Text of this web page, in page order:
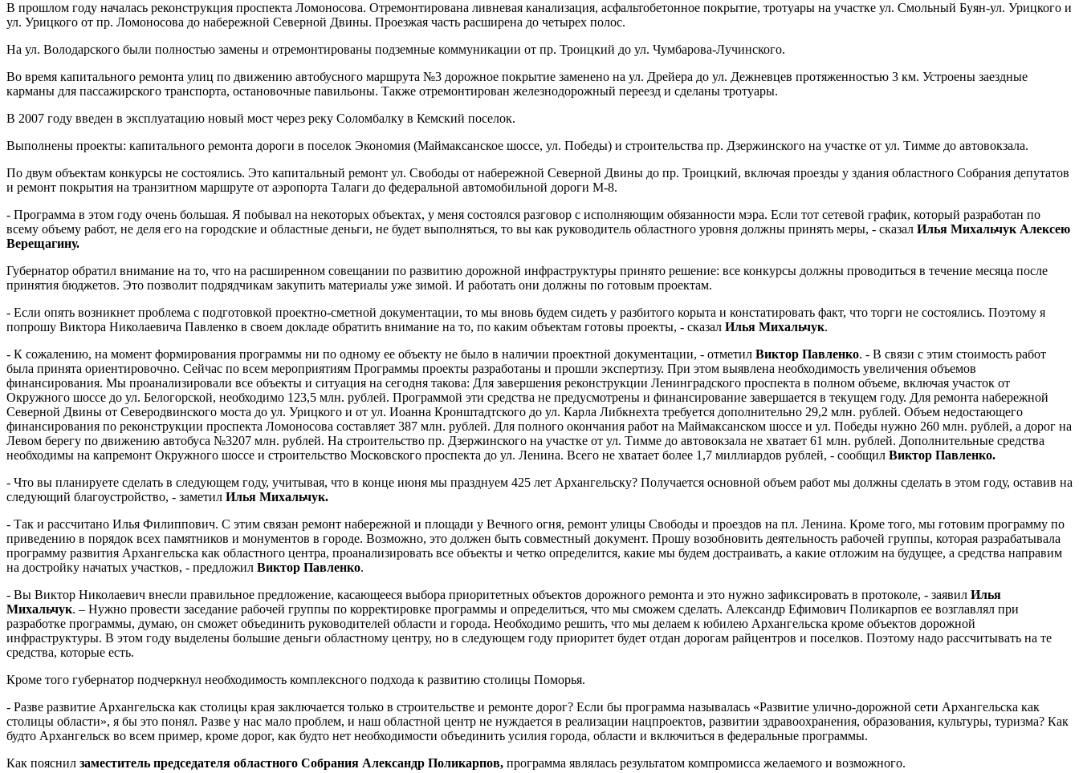
В прошлом году началась реконструкция проспекта Ломоносова. Отремонтирована ливневая канализация, асфальтобетонное покрытие, тротуары на участке ул. Смольный Буян-ул. Урицкого и
ул. Урицкого от пр. Ломоносова до набережной Северной Двины. Проезжая часть расширена до четырех полос.
На ул. Володарского были полностью замены и отремонтированы подземные коммуникации от пр. Троицкий до ул. Чумбарова-Лучинского.
Во время капитального ремонта улиц по движению автобусного маршрута №3 дорожное покрытие заменено на ул. Дрейера до ул. Дежневцев протяженностью 3 км. Устроены заездные
карманы для пассажирского транспорта, остановочные павильоны. Также отремонтирован железнодорожный переезд и сделаны тротуары.
В 2007 году введен в эксплуатацию новый мост через реку Соломбалку в Кемский поселок.
Выполнены проекты: капитального ремонта дороги в поселок Экономия (Маймаксанское шоссе, ул. Победы) и строительства пр. Дзержинского на участке от ул. Тимме до автовокзала.
По двум объектам конкурсы не состоялись. Это капитальный ремонт ул. Свободы от набережной Северной Двины до пр. Троицкий, включая проезды у здания областного Собрания депутатов
и ремонт покрытия на транзитном маршруте от аэропорта Талаги до федеральной автомобильной дороги М-8.
- Программа в этом году очень большая. Я побывал на некоторых объектах, у меня состоялся разговор с исполняющим обязанности мэра. Если тот сетевой график, который разработан по
всему объему работ, не деля его на городские и областные деньги, не будет выполняться, то вы как руководитель областного уровня должны принять меры, - сказал Илья Михальчук Алексею
Верещагину.
Губернатор обратил внимание на то, что на расширенном совещании по развитию дорожной инфраструктуры принято решение: все конкурсы должны проводиться в течение месяца после
принятия бюджетов. Это позволит подрядчикам закупить материалы уже зимой. И работать они должны по готовым проектам.
- Если опять возникнет проблема с подготовкой проектно-сметной документации, то мы вновь будем сидеть у разбитого корыта и констатировать факт, что торги не состоялись. Поэтому я
попрошу Виктора Николаевича Павленко в своем докладе обратить внимание на то, по каким объектам готовы проекты, - сказал Илья Михальчук.
- К сожалению, на момент формирования программы ни по одному ее объекту не было в наличии проектной документации, - отметил Виктор Павленко. - В связи с этим стоимость работ
была принята ориентировочно. Сейчас по всем мероприятиям Программы проекты разработаны и прошли экспертизу. При этом выявлена необходимость увеличения объемов
финансирования. Мы проанализировали все объекты и ситуация на сегодня такова: Для завершения реконструкции Ленинградского проспекта в полном объеме, включая участок от
Окружного шоссе до ул. Белогорской, необходимо 123,5 млн. рублей. Программой эти средства не предусмотрены и финансирование завершается в текущем году. Для ремонта набережной
Северной Двины от Северодвинского моста до ул. Урицкого и от ул. Иоанна Кронштадтского до ул. Карла Либкнехта требуется дополнительно 29,2 млн. рублей. Объем недостающего
финансирования по реконструкции проспекта Ломоносова составляет 387 млн. рублей. Для полного окончания работ на Маймаксанском шоссе и ул. Победы нужно 260 млн. рублей, а дорог на
Левом берегу по движению автобуса №3207 млн. рублей. На строительство пр. Дзержинского на участке от ул. Тимме до автовокзала не хватает 61 млн. рублей. Дополнительные средства
необходимы на капремонт Окружного шоссе и строительство Московского проспекта до ул. Ленина. Всего не хватает более 1,7 миллиардов рублей, - сообщил Виктор Павленко.
- Что вы планируете сделать в следующем году, учитывая, что в конце июня мы празднуем 425 лет Архангельску? Получается основной объем работ мы должны сделать в этом году, оставив на
следующий благоустройство, - заметил Илья Михальчук.
- Так и рассчитано Илья Филиппович. С этим связан ремонт набережной и площади у Вечного огня, ремонт улицы Свободы и проездов на пл. Ленина. Кроме того, мы готовим программу по
приведению в порядок всех памятников и монументов в городе. Возможно, это должен быть совместный документ. Прошу возобновить деятельность рабочей группы, которая разрабатывала
программу развития Архангельска как областного центра, проанализировать все объекты и четко определится, какие мы будем достраивать, а какие отложим на будущее, а средства направим
на достройку начатых участков, - предложил Виктор Павленко.
- Вы Виктор Николаевич внесли правильное предложение, касающееся выбора приоритетных объектов дорожного ремонта и это нужно зафиксировать в протоколе, - заявил Илья
Михальчук. – Нужно провести заседание рабочей группы по корректировке программы и определиться, что мы сможем сделать. Александр Ефимович Поликарпов ее возглавлял при
разработке программы, думаю, он сможет объединить руководителей области и города. Необходимо решить, что мы делаем к юбилею Архангельска кроме объектов дорожной
инфраструктуры. В этом году выделены большие деньги областному центру, но в следующем году приоритет будет отдан дорогам райцентров и поселков. Поэтому надо рассчитывать на те
средства, которые есть.
Кроме того губернатор подчеркнул необходимость комплексного подхода к развитию столицы Поморья.
- Разве развитие Архангельска как столицы края заключается только в строительстве и ремонте дорог? Если бы программа называлась «Развитие улично-дорожной сети Архангельска как
столицы области», я бы это понял. Разве у нас мало проблем, и наш областной центр не нуждается в реализации нацпроектов, развитии здравоохранения, образования, культуры, туризма? Как
будто Архангельск во всем пример, кроме дорог, как будто нет необходимости объединить усилия города, области и включиться в федеральные программы.
Как пояснил заместитель председателя областного Собрания Александр Поликарпов, программа являлась результатом компромисса желаемого и возможного.